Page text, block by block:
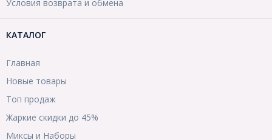
Условия возврата и обмена
КАТАЛОГ
Главная
Новые товары
Топ продаж
Жаркие скидки до 45%
Миксы и Наборы